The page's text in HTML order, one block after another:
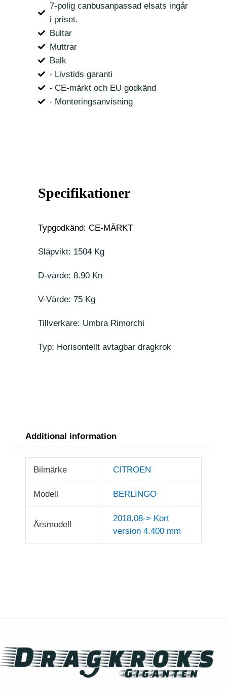
7-polig canbusanpassad elsats ingår
i priset.
Bultar
Muttrar
Balk
⁃ Livstids garanti
⁃ CE-märkt och EU godkänd
⁃ Monteringsanvisning
Specifikationer
Typgodkänd: CE-MÄRKT
Släpvikt: 1504 Kg
D-värde: 8.90 Kn
V-Värde: 75 Kg
Tillverkare: Umbra Rimorchi
Typ: Horisontellt avtagbar dragkrok
Additional information
Bilmärke CITROEN
Modell BERLINGO
Årsmodell
2018.08-> Kort
version 4.400 mm